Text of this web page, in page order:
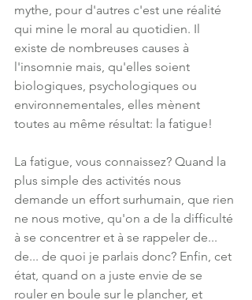
mythe, pour d'autres c'est une réalité
qui mine le moral au quotidien. Il
existe de nombreuses causes à
l'insomnie mais, qu'elles soient
biologiques, psychologiques ou
environnementales, elles mènent
toutes au même résultat: la fatigue!
La fatigue, vous connaissez? Quand la
plus simple des activités nous
demande un effort surhumain, que rien
ne nous motive, qu'on a de la difficulté
à se concentrer et à se rappeler de...
de... de quoi je parlais donc? Enfin, cet
état, quand on a juste envie de se
rouler en boule sur le plancher, et